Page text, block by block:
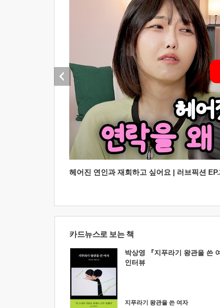
헤어진 연인과 재회하고 싶어요 | 러브픽션
카드뉴스로 보는 책
박상영 『지푸라기 왕관을 쓴
인터뷰
지푸라기 왕관을 쓴 여자